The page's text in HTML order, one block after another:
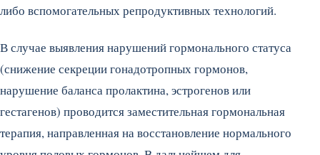
либо вспомогательных репродуктивных технологий.
В случае выявления нарушений гормонального статуса
(снижение секреции гонадотропных гормонов,
нарушение баланса пролактина, эстрогенов или
гестагенов) проводится заместительная гормональная
терапия, направленная на восстановление нормального